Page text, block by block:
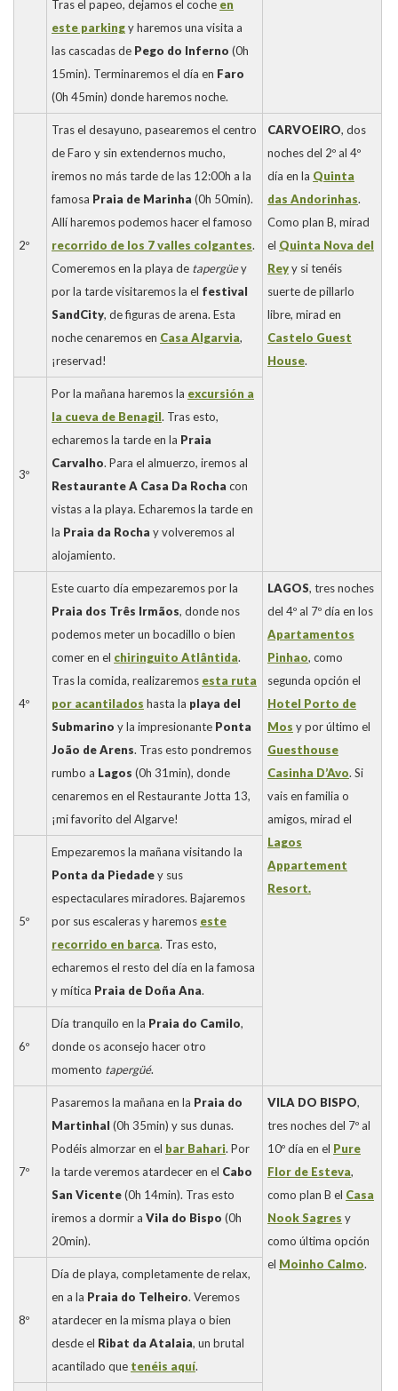
Tras el papeo, dejamos el coche en
este parkingy haremos una visita a
las cascadas de Pego do Inferno (0h
15min). Terminaremos el día en Faro
(0h 45min) donde haremos noche.
2º
Tras el desayuno, pasearemos el centro
de Faro y sin extendernos mucho,
iremos no más tarde de las 12:00h a la
famosa Praia de Marinha (0h 50min).
Allí haremos podemos hacer el famoso
recorrido de los 7 valles colgantes.
Comeremos en la playa de tapergüey
por la tarde visitaremos la el festival
SandCity, de figuras de arena. Esta
noche cenaremos en Casa Algarvia,
¡reservad!
CARVOEIRO, dos
noches del 2º al 4º
día en la Quinta
das Andorinhas.
Como plan B, mirad
el Quinta Nova del
Reyy si tenéis
suerte de pillarlo
libre, mirad en
Castelo Guest
House.
3º
Por la mañana haremos la excursión a
la cueva de Benagil. Tras esto,
echaremos la tarde en la Praia
Carvalho. Para el almuerzo, iremos al
Restaurante A Casa Da Rocha con
vistas a la playa. Echaremos la tarde en
la Praia da Rocha y volveremos al
alojamiento.
4º
Este cuarto día empezaremos por la
Praia dos Três Irmãos, donde nos
podemos meter un bocadillo o bien
comer en el chiringuito Atlântida.
Tras la comida, realizaremos esta ruta
por acantilados hasta la playa del
Submarino y la impresionante Ponta
João de Arens. Tras esto pondremos
rumbo a Lagos (0h 31min), donde
cenaremos en el Restaurante Jotta 13,
¡mi favorito del Algarve!
LAGOS, tres noches
del 4º al 7º día en los
Apartamentos
Pinhao, como
segunda opción el
Hotel Porto de
Mos y por último el
Guesthouse
Casinha D’Avo. Si
vais en familia o
amigos, mirad el
Lagos
Appartement
Resort.
5º
Empezaremos la mañana visitando la
Ponta da Piedadey sus
espectaculares miradores. Bajaremos
por sus escaleras y haremos este
recorrido en barca. Tras esto,
echaremos el resto del día en la famosa
y mítica Praia de Doña Ana.
6º
Día tranquilo en la Praia do Camilo,
donde os aconsejo hacer otro
momento tapergüé.
7º
Pasaremos la mañana en la Praia do
Martinhal (0h 35min) y sus dunas.
Podéis almorzar en el bar Bahari. Por
la tarde veremos atardecer en el Cabo
San Vicente(0h 14min). Tras esto
iremos a dormir a Vila do Bispo (0h
20min).
VILA DO BISPO,
tres noches del 7º al
10º día en el Pure
Flor de Esteva,
como plan B el Casa
Nook Sagres y
como última opción
el Moinho Calmo.
8º
Día de playa, completamente de relax,
en a la Praia do Telheiro. Veremos
atardecer en la misma playa o bien
desde el Ribat da Atalaia, un brutal
acantilado que tenéis aquí.